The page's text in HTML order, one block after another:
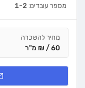
מספר עובדים: 1-2
מחיר להשכרה
60 / ₪ מ"ר